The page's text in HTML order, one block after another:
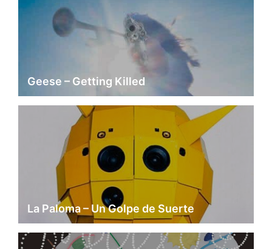
Geese – Getting Killed
La Paloma – Un Golpe de Suerte